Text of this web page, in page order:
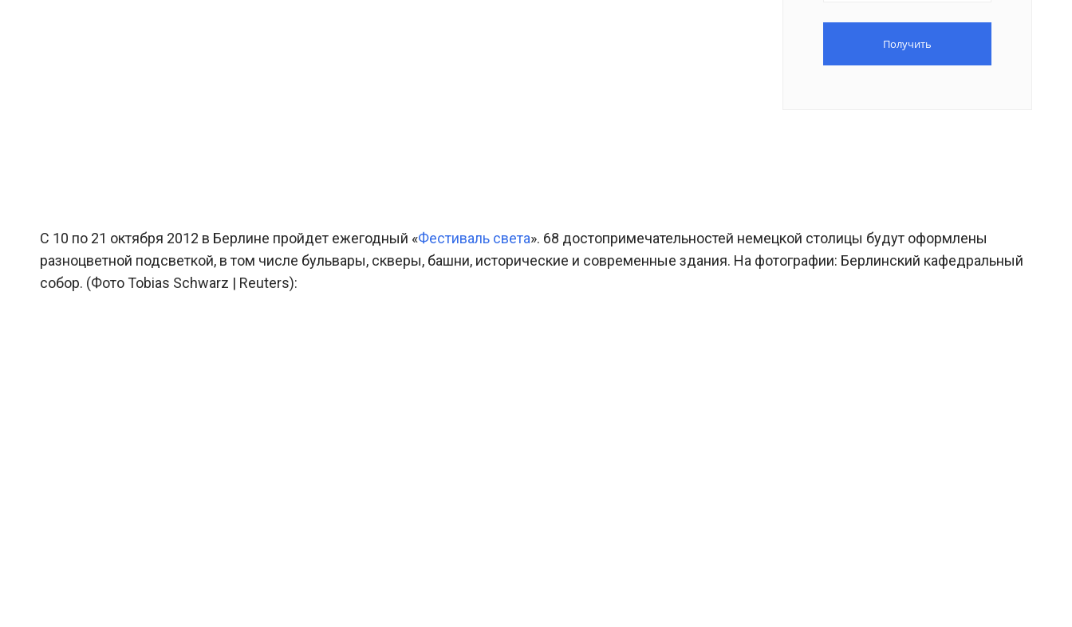
С 10 по 21 октября 2012 в Берлине пройдет ежегодный «Фестиваль света». 68 достопримечательностей немецкой столицы будут оформлены
разноцветной подсветкой, в том числе бульвары, скверы, башни, исторические и современные здания. На фотографии: Берлинский кафедральный
собор. (Фото Tobias Schwarz | Reuters):